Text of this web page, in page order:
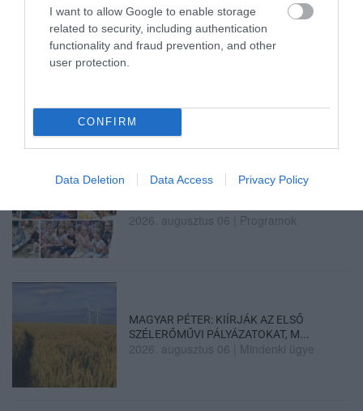
I want to allow Google to enable storage
related to security, including authentication
functionality and fraud prevention, and other
user protection.
CONFIRM
Data Deletion Data Access Privacy Policy
KÓRHÁZBAN: TÖBB MINT 70 ...
2026. augusztus 06 | Eger ügye
ASSZONYT A HATVANI KÓR...
2026. augusztus 06
2026. augusztus 06 Programok
MAGYAR PÉTER: KIÍRJÁK AZ ELSŐ
SZÉLERŐMŰVI PÁLYÁZATOKAT, M...
2026. augusztus 06 Mindenki ügye